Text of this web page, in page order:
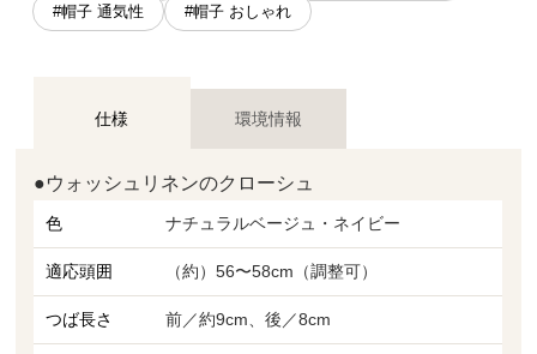
#帽子 通気性
#帽子 おしゃれ
仕様 環境情報
●ウォッシュリネンのクローシュ
色 ナチュラルベージュ・ネイビー
適応頭囲 （約）56〜58cm（調整可）
つば長さ 前／約9cm、後／8cm